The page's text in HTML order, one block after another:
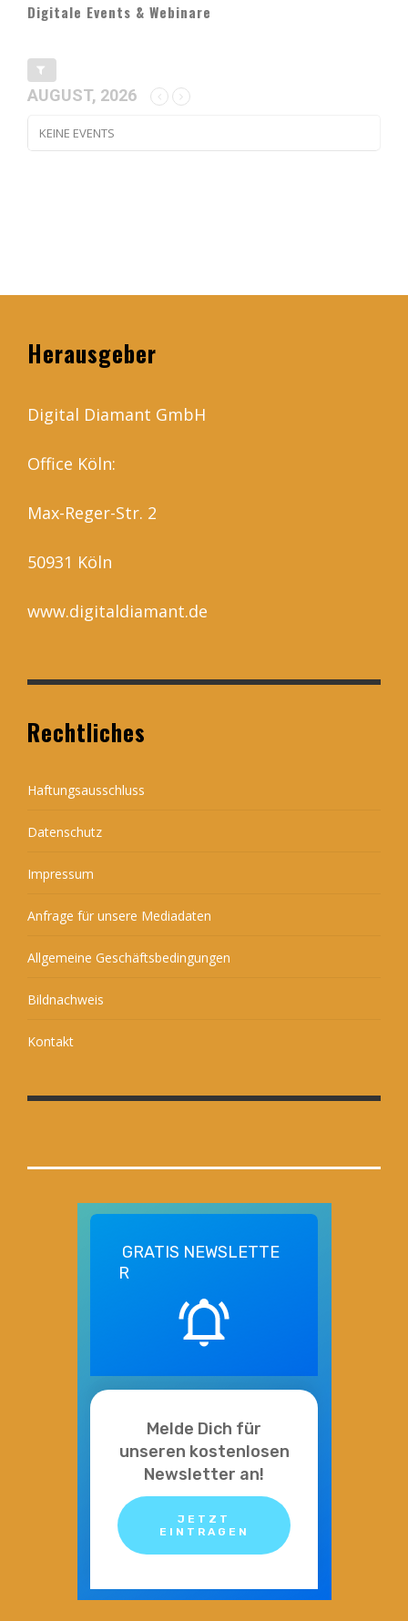
Digitale Events & Webinare
AUGUST, 2026
KEINE EVENTS
Herausgeber
Digital Diamant GmbH
Office Köln:
Max-Reger-Str. 2
50931 Köln
www.digitaldiamant.de
Rechtliches
Haftungsausschluss
Datenschutz
Impressum
Anfrage für unsere Mediadaten
Allgemeine Geschäftsbedingungen
Bildnachweis
Kontakt
GRATIS NEWSLETTE
R
Melde Dich für
unseren kostenlosen
Newsletter an!
JETZT
EINTRAGEN